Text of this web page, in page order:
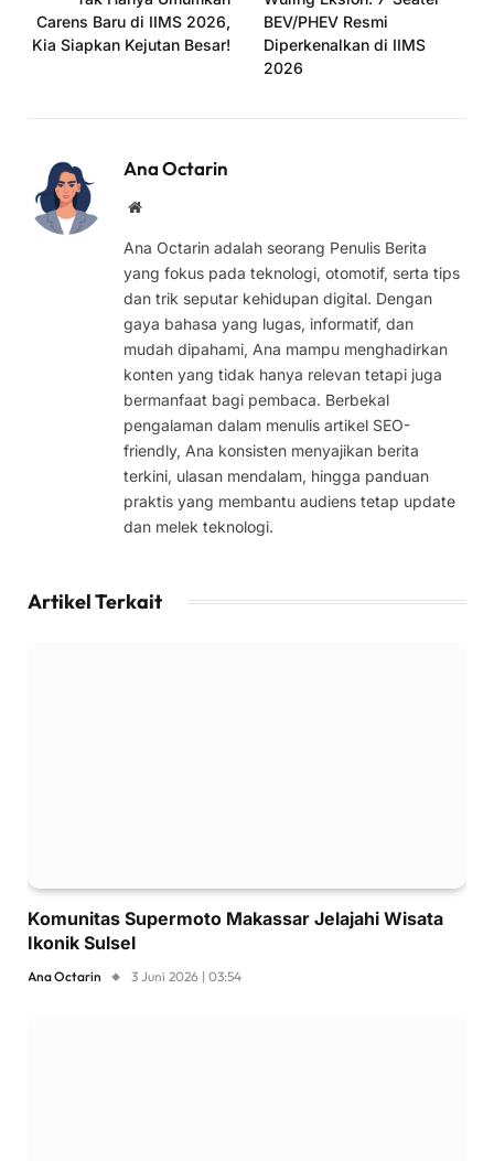
Carens Baru di IIMS 2026,
Kia Siapkan Kejutan Besar!
BEV/PHEV Resmi
Diperkenalkan di IIMS
2026
Ana Octarin
Website
Ana Octarin adalah seorang Penulis Berita
yang fokus pada teknologi, otomotif, serta tips
dan trik seputar kehidupan digital. Dengan
gaya bahasa yang lugas, informatif, dan
mudah dipahami, Ana mampu menghadirkan
konten yang tidak hanya relevan tetapi juga
bermanfaat bagi pembaca. Berbekal
pengalaman dalam menulis artikel SEO-
friendly, Ana konsisten menyajikan berita
terkini, ulasan mendalam, hingga panduan
praktis yang membantu audiens tetap update
dan melek teknologi.
Artikel Terkait
Komunitas Supermoto Makassar Jelajahi Wisata
Ikonik Sulsel
Ana Octarin 3 Juni 2026 | 03:54